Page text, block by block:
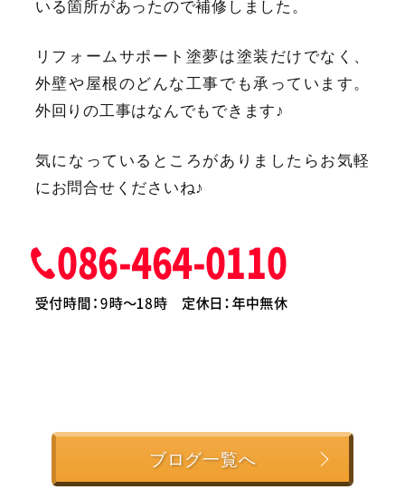
いる箇所があったので補修しました。
リフォームサポート塗夢は塗装だけでなく、
外壁や屋根のどんな工事でも承っています。
外回りの工事はなんでもできます♪
気になっているところがありましたらお気軽
にお問合せくださいね♪
ブログ一覧へ